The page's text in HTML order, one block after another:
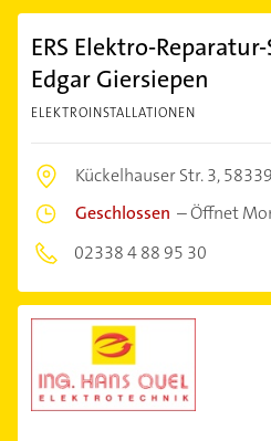
ERS Elektro-
Edgar Giersiepen
ELEKTROINSTALLATIONEN
Kückelhauser Str. 3,
Geschlossen –Öffnet
02338 4 88 95 30